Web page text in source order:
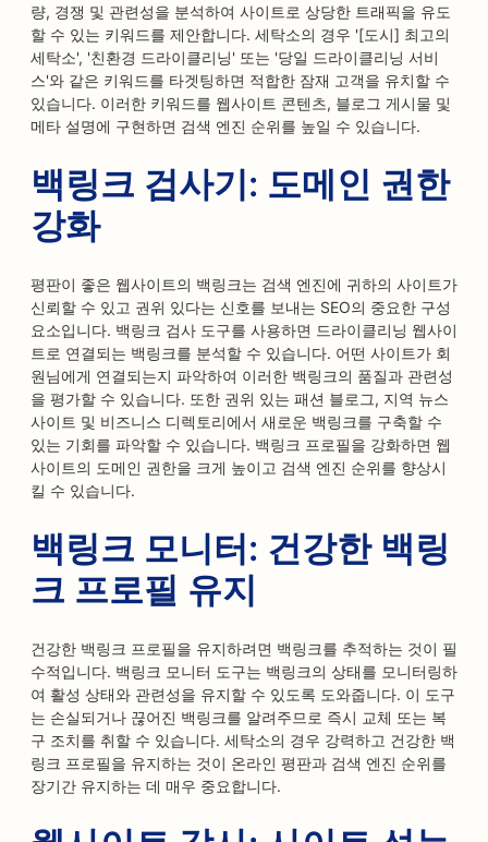
량, 경쟁 및 관련성을 분석하여 사이트로 상당한 트래픽을 유도
할 수 있는 키워드를 제안합니다. 세탁소의 경우 '[도시] 최고의
세탁소', '친환경 드라이클리닝' 또는 '당일 드라이클리닝 서비
스'와 같은 키워드를 타겟팅하면 적합한 잠재 고객을 유치할 수
있습니다. 이러한 키워드를 웹사이트 콘텐츠, 블로그 게시물 및
메타 설명에 구현하면 검색 엔진 순위를 높일 수 있습니다.
백링크 검사기: 도메인 권한
강화
평판이 좋은 웹사이트의 백링크는 검색 엔진에 귀하의 사이트가
신뢰할 수 있고 권위 있다는 신호를 보내는 SEO의 중요한 구성
요소입니다. 백링크 검사 도구를 사용하면 드라이클리닝 웹사이
트로 연결되는 백링크를 분석할 수 있습니다. 어떤 사이트가 회
원님에게 연결되는지 파악하여 이러한 백링크의 품질과 관련성
을 평가할 수 있습니다. 또한 권위 있는 패션 블로그, 지역 뉴스
사이트 및 비즈니스 디렉토리에서 새로운 백링크를 구축할 수
있는 기회를 파악할 수 있습니다. 백링크 프로필을 강화하면 웹
사이트의 도메인 권한을 크게 높이고 검색 엔진 순위를 향상시
킬 수 있습니다.
백링크 모니터: 건강한 백링
크 프로필 유지
건강한 백링크 프로필을 유지하려면 백링크를 추적하는 것이 필
수적입니다. 백링크 모니터 도구는 백링크의 상태를 모니터링하
여 활성 상태와 관련성을 유지할 수 있도록 도와줍니다. 이 도구
는 손실되거나 끊어진 백링크를 알려주므로 즉시 교체 또는 복
구 조치를 취할 수 있습니다. 세탁소의 경우 강력하고 건강한 백
링크 프로필을 유지하는 것이 온라인 평판과 검색 엔진 순위를
장기간 유지하는 데 매우 중요합니다.